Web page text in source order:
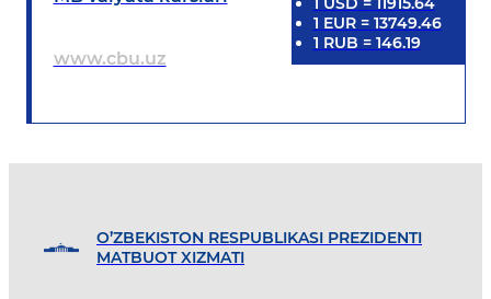
www.cbu.uz
1 EUR= 13749.46
1 RUB = 146.19
O’ZBEKISTON RESPUBLIKASI PREZIDENTI
MATBUOT XIZMATI